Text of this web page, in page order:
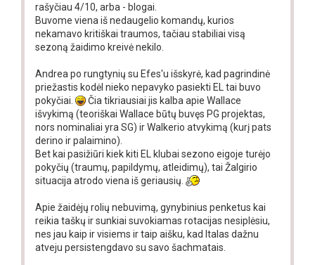
rašyčiau 4/10, arba - blogai.
Buvome viena iš nedaugelio komandų, kurios
nekamavo kritiškai traumos, tačiau stabiliai visą
sezoną žaidimo kreivė nekilo.
Andrea po rungtynių su Efes'u išskyrė, kad pagrindinė
priežastis kodėl nieko nepavyko pasiekti EL tai buvo
pokyčiai.
Čia tikriausiai jis kalba apie Wallace
išvykimą (teoriškai Wallace būtų buvęs PG projektas,
nors nominaliai yra SG) ir Walkerio atvykimą (kurį pats
derino ir palaimino).
Bet kai pasižiūri kiek kiti EL klubai sezono eigoje turėjo
pokyčių (traumų, papildymų, atleidimų), tai Žalgirio
situacija atrodo viena iš geriausių.
Apie žaidėjų rolių nebuvimą, gynybinius penketus kai
reikia taškų ir sunkiai suvokiamas rotacijas nesiplėsiu,
nes jau kaip ir visiems ir taip aišku, kad Italas dažnu
atveju persistengdavo su savo šachmatais.